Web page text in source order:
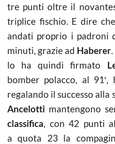
tre punti oltre il
triplice fischio. E dire
andati proprio i padroni
minuti, grazie ad Haberer
lo ha quindi firmato
bomber polacco, al
regalando il successo alla
Ancelotti mantengono
classifica, con 42 punti
a quota 23 la